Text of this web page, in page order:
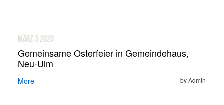
März 3 2020
Gemeinsame Osterfeier in Gemeindehaus,
Neu-Ulm
More by Admin